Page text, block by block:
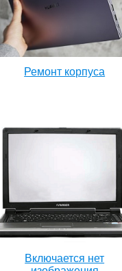
Ремонт корпуса
Включается нет